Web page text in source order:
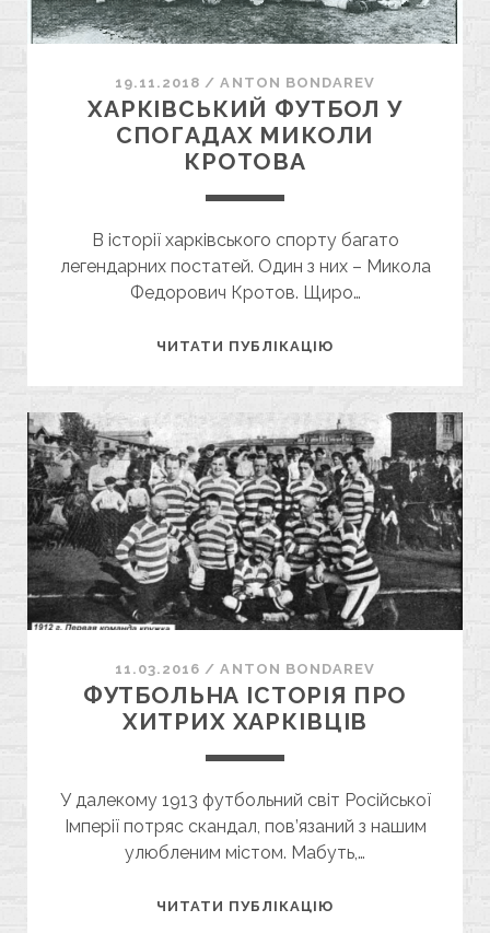
19.11.2018 /ANTON BONDAREV
ХАРКІВСЬКИЙ ФУТБОЛ У
СПОГАДАХ МИКОЛИ
КРОТОВА
В історії харківського спорту багато
легендарних постатей. Один з них – Микола
Федорович Кротов. Щиро…
ЧИТАТИ ПУБЛІКАЦІЮ
СПОГАДАХ
МИКОЛИ
КРОТОВА
11.03.2016 /ANTON BONDAREV
ФУТБОЛЬНА ІСТОРІЯ ПРО
ХИТРИХ ХАРКІВЦІВ
У далекому 1913 футбольний світ Російської
Імперії потряс скандал, пов’язаний з нашим
улюбленим містом. Мабуть,…
ЧИТАТИ ПУБЛІКАЦІЮ